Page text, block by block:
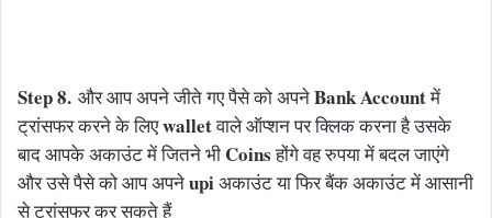
Step 8. और आप अपने जीते गए पैसे को अपनेBank Accountमें
ट्रांसफर करने के लिएwalletवाले ऑप्शन पर क्लिक करना है उसके
बाद आपके अकाउंट में जितने भी Coinsहोंगे वह रुपया में बदल जाएंगे
और उसे पैसे को आप अपनेupiअकाउंट या फिर बैंक अकाउंट में आसानी
से ट्रांसफर कर सकते हैं